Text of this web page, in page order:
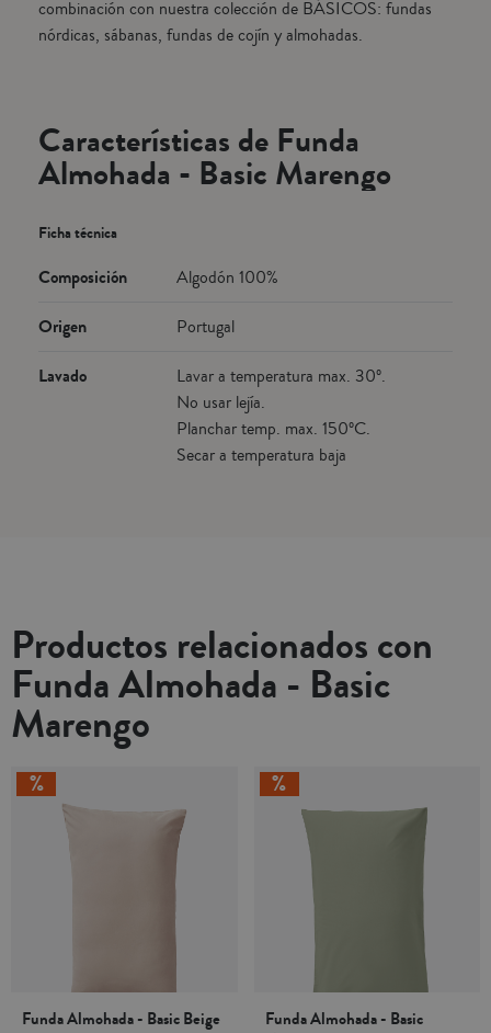
combinación con nuestra colección de BÁSICOS: fundas
nórdicas, sábanas, fundas de cojín y almohadas.
Características de Funda
Almohada - Basic Marengo
Ficha técnica
Composición Algodón 100%
Origen Portugal
Lavado
Lavar a temperatura max. 30º.
No usar lejía.
Planchar temp. max. 150ºC.
Secar a temperatura baja
Productos relacionados con
Funda Almohada - Basic
Marengo
Funda Almohada - Basic Beige
Funda Almohada - Basic